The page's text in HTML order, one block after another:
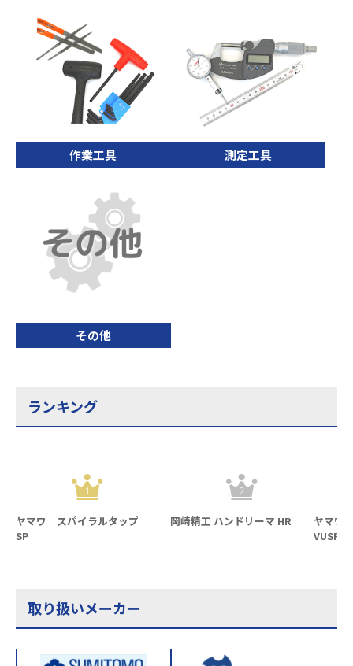
作業工具 測定工具
その他
ランキング
1
ヤマワ スパイラルタップ
SP
2
岡崎精工 ハンドリーマ HR
ヤマワ
VUSP
取り扱いメーカー